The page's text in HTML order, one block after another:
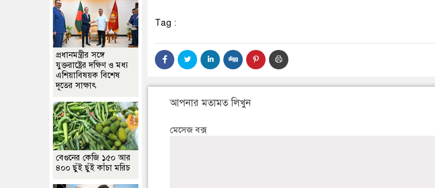
Tag :
আপনার মতামত লিখুন
মেসেজ বক্স
প্রধানমন্ত্রীর সঙ্গে
যুক্তরাষ্ট্রের দক্ষিণ ও মধ্য
এশিয়াবিষয়ক বিশেষ
দূতের সাক্ষাৎ
বেগুনের কেজি ১৫০ আর
৪০০ ছুঁই ছুঁই কাঁচা মরিচ